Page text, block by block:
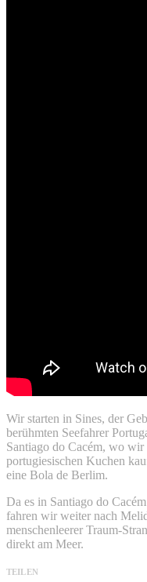
Wir starten in Sines, der
berühmten Seefahrer
Santiago do Cacém, wo wir
portugiesischen Kuchen
eine Bola de Berlim.
Da es in Santiago do
fahren wir weiter nach
menschenleerer Traum-
direkt am Meer.
TEILEN